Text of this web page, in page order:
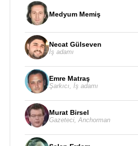
Medyum Memiş
Necat Gülseven
İş adamı
Emre Matraş
Şarkıcı, İş adamı
Murat Birsel
Gazeteci,Anchorman